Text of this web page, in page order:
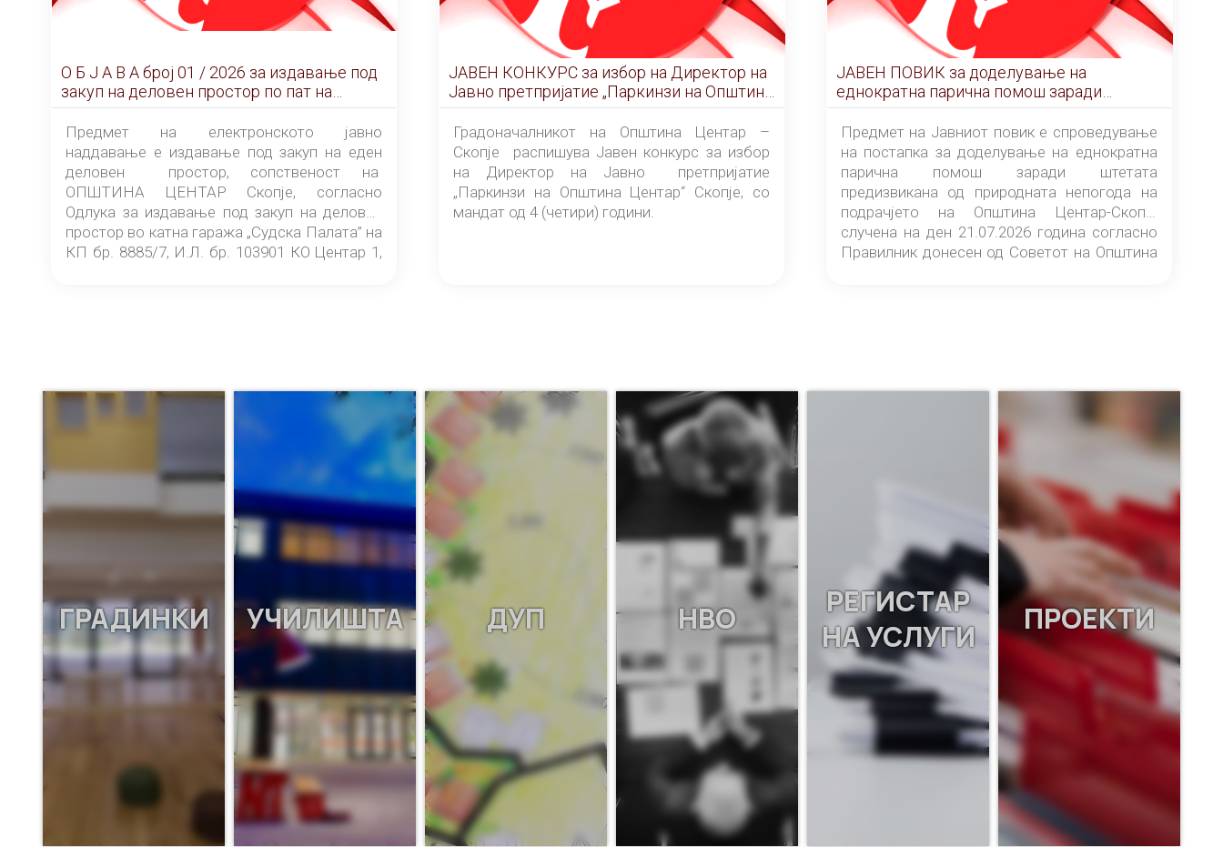
О Б Ј А В А брoj 01 / 2026 за издавање под
закуп на деловен простор по пат на
ЕЛЕКТРОНСКО ЈАВНО НАДДАВАЊЕ
Предмет на електронското јавно
наддавање е издавање под закуп на еден
деловен простор, сопственост на
ОПШТИНА ЦЕНТАР Скопје, согласно
Одлука за издавање под закуп на деловен
простор во катна гаража „Судска Палата” на
КП бр. 8885/7, И.Л. бр. 103901 КО Центар 1,
понудувач.
ЈАВЕН КОНКУРС за избор на Директор на
Јавно претпријатие „Паркинзи на Општина
Центар“ – Скопје
Градоначалникот на Општина Центар –
Скопје распишува Јавен конкурс за избор
на Директор на Јавно претпријатие
„Паркинзи на Општина Центар“ Скопје, со
мандат од 4 (четири) години.
ЈАВЕН ПОВИК за доделување на
еднократна парична помош заради
штетата предизвикана од природната
непогода на подрачјето на Општина
Центар-Скопје случена на ден 21.07.2026
година
Предмет на Јавниот повик е спроведување
на постапка за доделување на еднократна
парична помош заради штетата
предизвикана од природната непогода на
подрачјето на Општина Центар-Скопје
случена на ден 21.07.2026 година согласно
Правилник донесен од Советот на Општина
ГРАДИНКИ УЧИЛИШТА ДУП НВО
РЕГИСТАР
НА УСЛУГИ
ПРОЕКТИ